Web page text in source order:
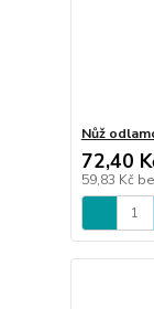
Nůž
72,40
59,83 Kč